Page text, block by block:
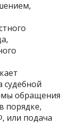
судебной
обращения
порядке,
или подача